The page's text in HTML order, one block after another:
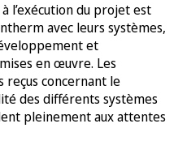
l’exécution du projet est
avec leurs systèmes,
et
en œuvre. Les
reçus concernant le
des différents systèmes
pleinement aux attentes